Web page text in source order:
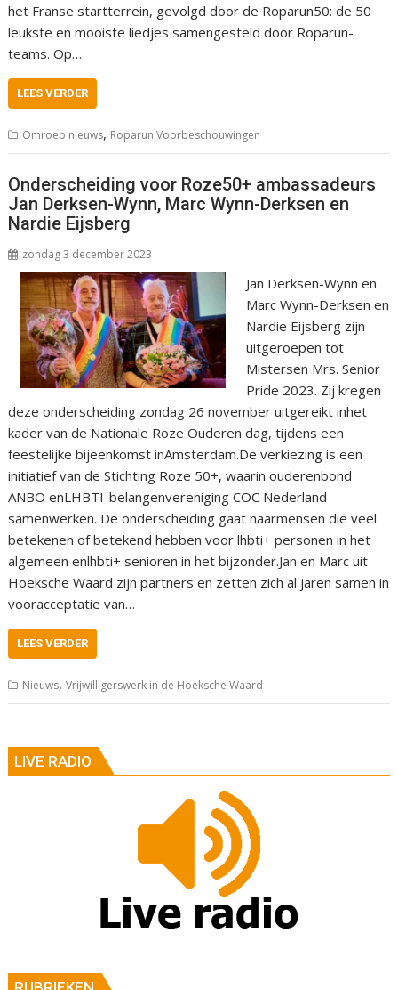
het Franse startterrein, gevolgd door de Roparun50: de 50
leukste en mooiste liedjes samengesteld door Roparun-
teams. Op…
LEES VERDER
Omroep nieuws, Roparun Voorbeschouwingen
Onderscheiding voor Roze50+ ambassadeurs
Jan Derksen-Wynn, Marc Wynn-Derksen en
Nardie Eijsberg
zondag 3 december 2023
Jan Derksen-Wynn en
Marc Wynn-Derksen en
Nardie Eijsberg zijn
uitgeroepen tot
Mistersen Mrs. Senior
Pride 2023. Zij kregen
deze onderscheiding zondag 26 november uitgereikt inhet
kader van de Nationale Roze Ouderen dag, tijdens een
feestelijke bijeenkomst inAmsterdam.De verkiezing is een
initiatief van de Stichting Roze 50+, waarin ouderenbond
ANBO enLHBTI-belangenvereniging COC Nederland
samenwerken. De onderscheiding gaat naarmensen die veel
betekenen of betekend hebben voor lhbti+ personen in het
algemeen enlhbti+ senioren in het bijzonder.Jan en Marc uit
Hoeksche Waard zijn partners en zetten zich al jaren samen in
vooracceptatie van…
LEES VERDER
Nieuws,Vrijwilligerswerk in de Hoeksche Waard
LIVE RADIO